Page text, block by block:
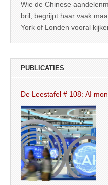
Wie de Chinese
bril, begrijpt haar vaak
York of Londen vooral
PUBLICATIES
De